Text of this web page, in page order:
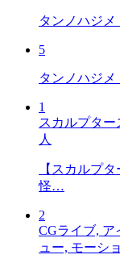
タンノハジ
5
タンノハジ
1
スカルプタ
人
【スカルプ
怪…
2
CGライブ, ア
ュー, モーシ